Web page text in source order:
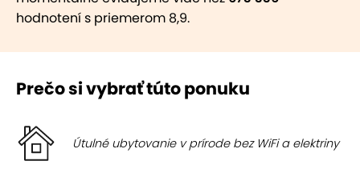
hodnotení s priemerom 8,9.
Prečo si vybrať túto ponuku
Útulné ubytovanie v prírode bez WiFi a elektriny